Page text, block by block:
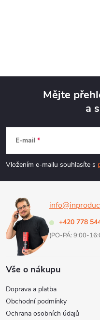
p
Mějte
a
E-mail
Vložením e-mailu souhlasíte s
+420 778
(PO-PÁ: 9:00-
Vše o nákupu
Doprava a platba
Obchodní podmínky
Ochrana osobních údajů